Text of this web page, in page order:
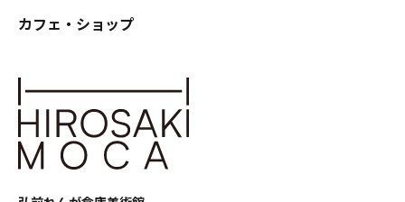
カフェ・ショップ